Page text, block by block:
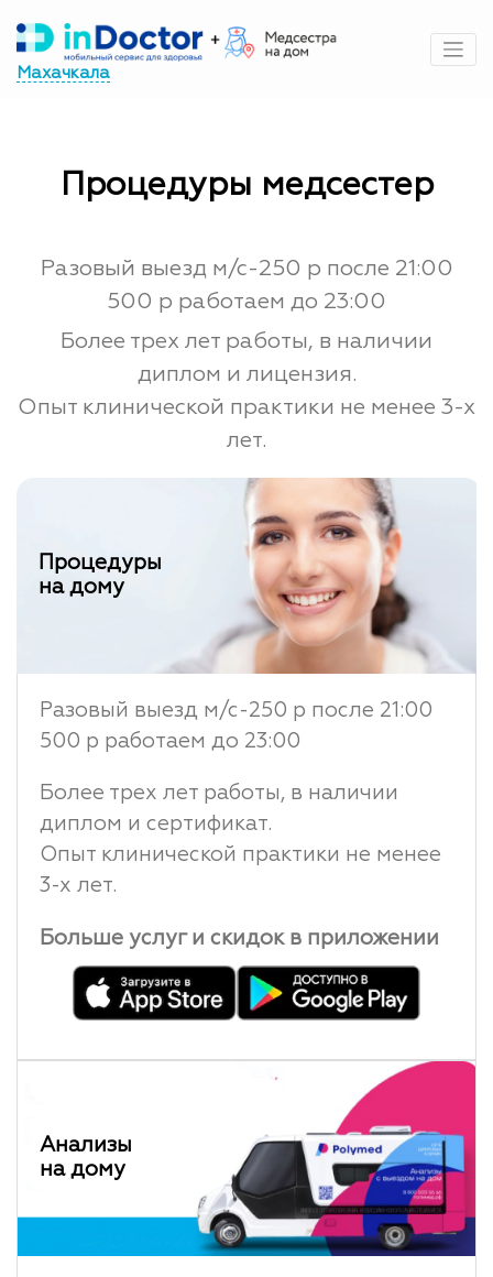
содержимому
Махачкала
Процедуры медсестер
Разовый выезд м/с-250 р после 21:00
500 р работаем до 23:00
Более трех лет работы, в наличии
диплом и лицензия.
Опыт клинической практики не менее 3-х
лет.
Процедуры
на дому
Разовый выезд м/с-250 р после 21:00
500 р работаем до 23:00
Более трех лет работы, в наличии
диплом и сертификат.
Опыт клинической практики не менее
3-х лет.
Больше услуг и скидок в приложении
Анализы
на дому